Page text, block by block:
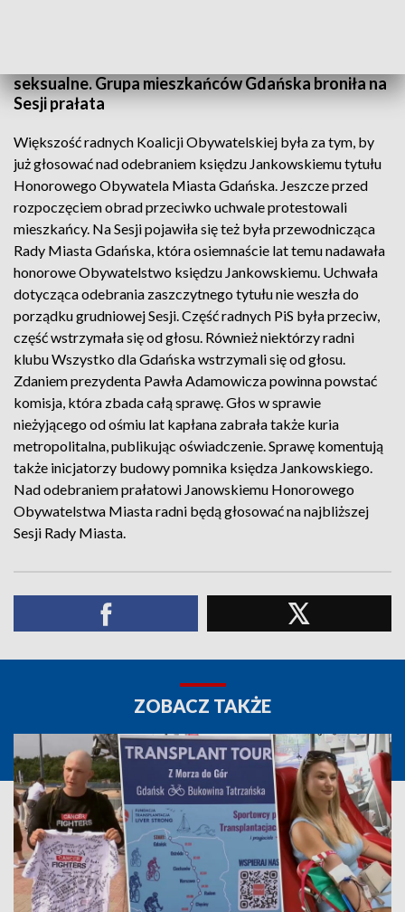
seksualne. Grupa mieszkańców Gdańska broniła na
Sesji prałata
Większość radnych Koalicji Obywatelskiej była za tym, by
już głosować nad odebraniem księdzu Jankowskiemu tytułu
Honorowego Obywatela Miasta Gdańska. Jeszcze przed
rozpoczęciem obrad przeciwko uchwale protestowali
mieszkańcy. Na Sesji pojawiła się też była przewodnicząca
Rady Miasta Gdańska, która osiemnaście lat temu nadawała
honorowe Obywatelstwo księdzu Jankowskiemu. Uchwała
dotycząca odebrania zaszczytnego tytułu nie weszła do
porządku grudniowej Sesji. Część radnych PiS była przeciw,
część wstrzymała się od głosu. Również niektórzy radni
klubu Wszystko dla Gdańska wstrzymali się od głosu.
Zdaniem prezydenta Pawła Adamowicza powinna powstać
komisja, która zbada całą sprawę. Głos w sprawie
nieżyjącego od ośmiu lat kapłana zabrała także kuria
metropolitalna, publikując oświadczenie. Sprawę komentują
także inicjatorzy budowy pomnika księdza Jankowskiego.
Nad odebraniem prałatowi Janowskiemu Honorowego
Obywatelstwa Miasta radni będą głosować na najbliższej
Sesji Rady Miasta.
ZOBACZ TAKŻE